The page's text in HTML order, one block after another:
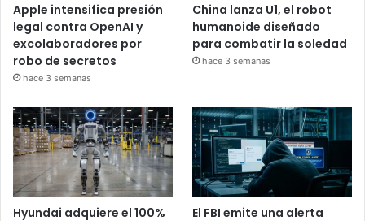
Apple intensifica presión
legal contra OpenAI y
excolaboradores por
robo de secretos
hace 3 semanas
China lanza U1, el robot
humanoide diseñado
para combatir la soledad
hace 3 semanas
Hyundai adquiere el 100%
El FBI emite una alerta